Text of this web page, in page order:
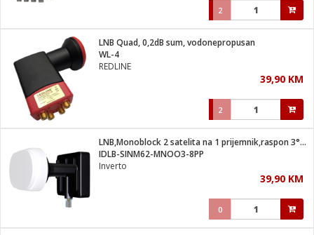
2
LNB Quad, 0,2dB sum, vodonepropusan
WL-4
REDLINE
39,90 KM
2
LNB,Monoblock 2 satelita na 1 prijemnik,raspon 3°,sum: 0.2dB
IDLB-SINM62-MNOO3-8PP
Inverto
39,90 KM
0